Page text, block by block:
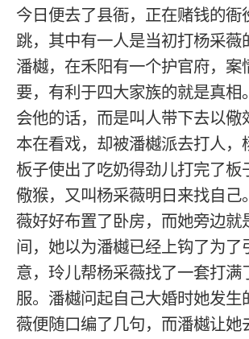
今日便去了县衙，正在赌钱的衙
跳，其中有一人是当初打杨采薇
潘樾，在禾阳有一个护官府，案
要，有利于四大家族的就是真相
会他的话，而是叫人带下去以儆
本在看戏，却被潘樾派去打人，
板子使出了吃奶得劲儿打完了板
儆猴，又叫杨采薇明日来找自己
薇好好布置了卧房，而她旁边就
间，她以为潘樾已经上钩了为了
意，玲儿帮杨采薇找了一套打满
服。潘樾问起自己大婚时她发生
薇便随口编了几句，而潘樾让她